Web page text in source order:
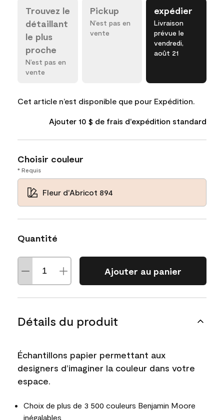
Trouvez le
détaillant
le plus
proche
N’est pas en
vente
Pickup
N’est pas en
vente
expédier
Livraison
prévue le
vendredi,
août 21
Cet article n’est disponible que pour Expédition.
Ajouter 10 $ de frais d'expédition standard
Choisir couleur
* Requis
Fleur d'Abricot 894
Quantité
Ajouter au panier
Détails du produit
Échantillons papier permettant aux
designers d’imaginer la couleur dans votre
espace.
Choix de plus de 3 500 couleurs Benjamin Moore
inégalables